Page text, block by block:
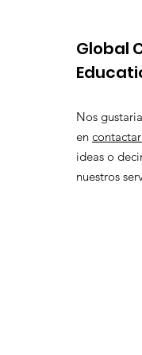
Global
Nos
en
ideas o
nuestros